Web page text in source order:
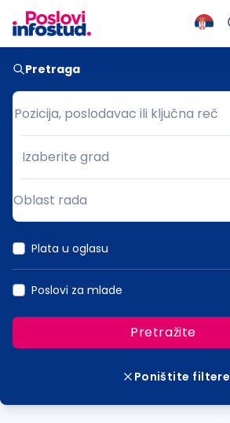
Pretraga
Pozicija, poslodavac ili ključna reč
Pozicija, poslodavac ili ključna reč
Grad
Izaberite grad
Oblast rada
Plata u oglasu
Poslovi za mlade
Pretražite
Poništite filtere